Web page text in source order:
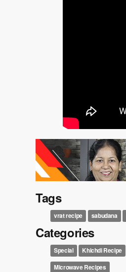
Tags
vrat recipe sabudana
Categories
Special Khichdi Recipe
Microwave Recipes